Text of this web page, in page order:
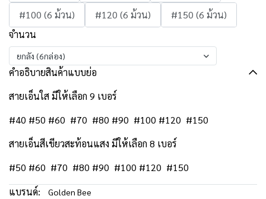
#100 (6 ม้วน)
#120 (6 ม้วน)
#150 (6 ม้วน)
จำนวน
ยกลัง (6กล่อง)
คำอธิบายสินค้าแบบย่อ
สายเอ็นใส มีให้เลือก 9 เบอร์
#40 #50 #60 #70 #80 #90 #100 #120 #150
สายเอ็นสีเขียวสะท้อนแสง มีให้เลือก 8 เบอร์
#50 #60 #70 #80 #90 #100 #120 #150
แบรนด์:
Golden Bee